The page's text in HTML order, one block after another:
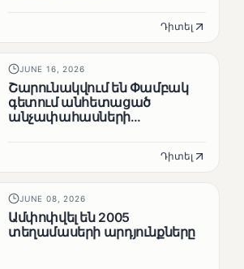
Դիտել
JUNE 16, 2026
Շարունակվում են Փամբակ
գետում անհետացած
անչափահասների
Դիտել
JUNE 08, 2026
Ամփոփվել են 2005
տեղամասերի արդյունքները